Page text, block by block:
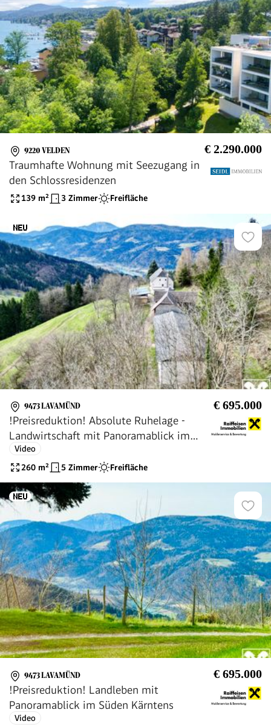
9220 VELDEN € 2.290.000
Traumhafte Wohnung mit Seezugang in
den Schlossresidenzen
139 m² 3 Zimmer Freifläche
9473 LAVAMÜND € 695.000
!Preisreduktion! Absolute Ruhelage -
Landwirtschaft mit Panoramablick im
Süden Kärntens
Video
260 m² 5 Zimmer Freifläche
9473 LAVAMÜND € 695.000
!Preisreduktion! Landleben mit
Panoramablick im Süden Kärntens
Video